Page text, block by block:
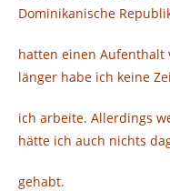
Dominikanische
hatten einen Aufenthalt
länger habe ich keine
ich arbeite. Allerdings
hätte ich auch nichts
gehabt.